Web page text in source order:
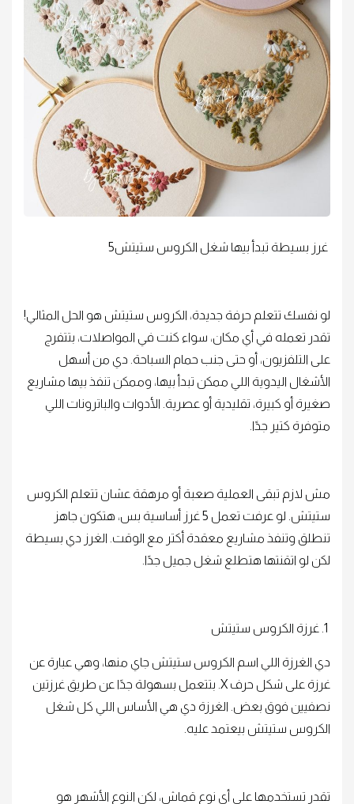
غرز بسيطة تبدأ بيها شغل الكروس ستيتش5
لو نفسك تتعلم حرفة جديدة، الكروس ستيتش هو الحل المثالي!
تقدر تعمله في أي مكان، سواء كنت في المواصلات، بتتفرج
على التلفزيون، أو حتى جنب حمام السباحة. دي من أسهل
الأشغال اليدوية اللي ممكن تبدأ بيها، وممكن تنفذ بيها مشاريع
صغيرة أو كبيرة، تقليدية أو عصرية. الأدوات والباترونات اللي
متوفرة كتير جدًا.
مش لازم تبقى العملية صعبة أو مرهقة عشان تتعلم الكروس
ستيتش. لو عرفت تعمل 5 غرز أساسية بس، هتكون جاهز
تنطلق وتنفذ مشاريع معقدة أكتر مع الوقت. الغرز دي بسيطة
لكن لو اتقنتها هتطلع شغل جميل جدًا.
دي الغرزة اللي اسم الكروس ستيتش جاي منها، وهي عبارة عن
غرزة على شكل حرف X. بتتعمل بسهولة جدًا عن طريق غرزتين
نصفيين فوق بعض. الغرزة دي هي الأساس اللي كل شغل
الكروس ستيتش بيعتمد عليه.
تقدر تستخدمها على أي نوع قماش، لكن النوع الأشهر هو